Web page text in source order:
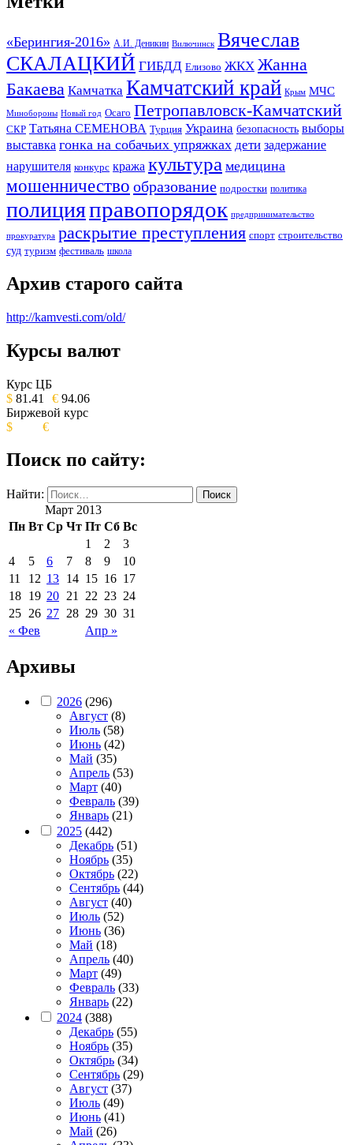
«Берингия-2016» А.И. Деникин Вилючинск Вячеслав
СКАЛАЦКИЙ ГИБДД Елизово ЖКХ Жанна
Бакаева Камчатка Камчатский край Крым МЧС
Минобороны Новый год Осаго Петропавловск-Камчатский
СКР Татьяна СЕМЕНОВА Турция Украина безопасность выборы
выставка гонка на собачьих упряжках дети задержание
нарушителя конкурс кража культура медицина
мошенничество образование подростки политика
полицияправопорядок предпринимательство
прокуратура раскрытие преступления спорт строительство
суд туризм фестиваль школа
Архив старого сайта
http://kamvesti.com/old/
ОБЩЕСТВЕННО-ПОЛИТИЧЕСКОЕ
ИЗДАНИЕ КАМЧАТСКОГО КРАЯ.
Курсы валют
Курс ЦБ
$ 81.41 € 94.06
Биржевой курс
$
€
Поиск по сайту:
Найти:
Март 2013
Пн Вт Ср Чт Пт Сб Вс
« Фев Апр »
1 2
3
4
5 6 7 8 9
10
11
12 13 14 15 16 17
18 19 20 21 22 23 24
25 26 27 28 29 30 31
Архивы
2026 (296)
Август (8)
Июль (58)
Июнь (42)
Май (35)
Апрель (53)
Март (40)
Февраль (39)
Январь (21)
2025 (442)
Декабрь (51)
Ноябрь (35)
Октябрь (22)
Сентябрь (44)
Август (40)
Июль (52)
Июнь (36)
Май (18)
Апрель (40)
Март (49)
Февраль (33)
Январь (22)
2024 (388)
Декабрь (55)
Ноябрь (35)
Октябрь (34)
Сентябрь (29)
Август (37)
Июль (49)
Июнь (41)
Май (26)